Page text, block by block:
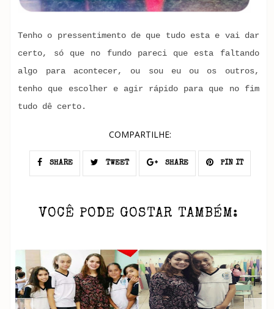
Tenho o pressentimento de que tudo esta e vai dar
certo, só que no fundo pareci que esta faltando
algo para acontecer, ou sou eu ou os outros,
tenho que escolher e agir rápido para que no fim
tudo dê certo.
COMPARTILHE:
SHARE TWEET SHARE PIN IT
VOCÊ PODE GOSTAR TAMBÉM: